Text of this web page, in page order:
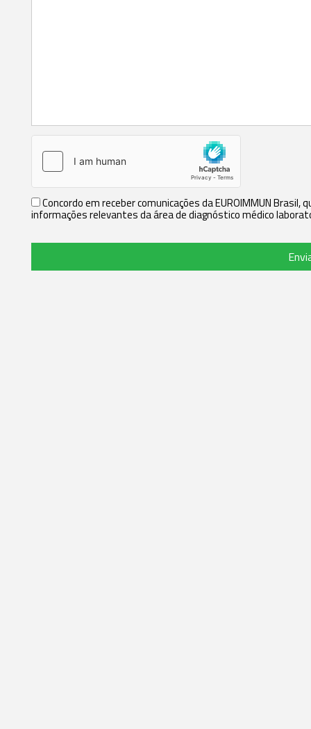
Concordo em receber comunicações da EUROIMMUN
informações relevantes da área de diagnóstico médico